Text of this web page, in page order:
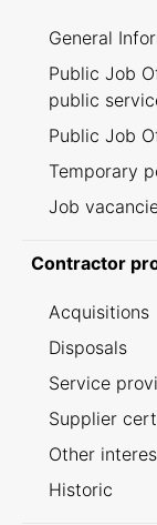
General
Public Job
public
Public Job
Temporary
Job
Contractor
Acquisitions
Disposals
Service
Supplier
Other
Historic